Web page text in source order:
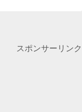
スポンサーリンク